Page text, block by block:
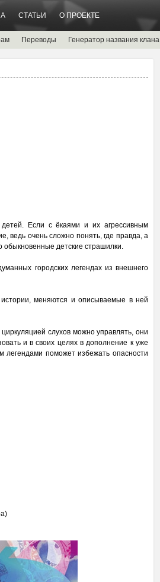
СТАТЬИ О ПРОЕКТЕ
Переводы Генератор названия клана
детей. Если с ёкаями и их агрессивным
ведь очень сложно понять, где правда, а
обыкновенные детские страшилки.
городских легендах из внешнего
истории, меняются и описываемые в ней
слухов можно управлять, они
и в своих целях в дополнение к уже
поможет избежать опасности